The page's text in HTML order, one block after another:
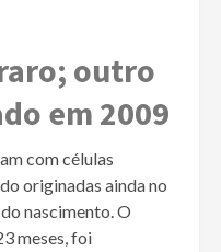
outro
em 2009
com células
originadas ainda no
nascimento. O
meses, foi